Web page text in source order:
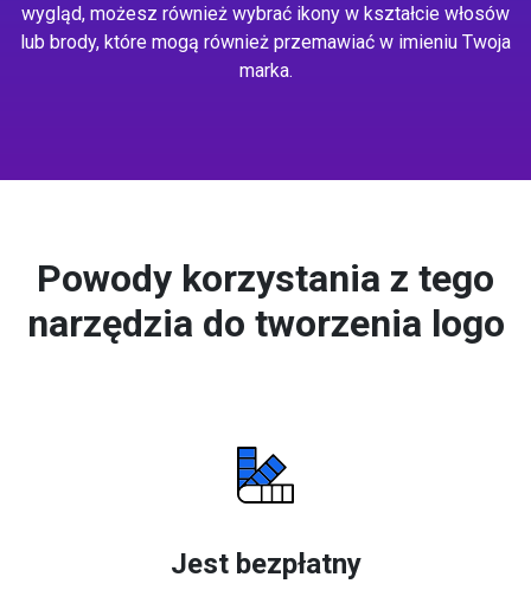
wygląd, możesz również wybrać ikony w kształcie włosów
lub brody, które mogą również przemawiać w imieniu Twoja
marka.
Powody korzystania z tego
narzędzia do tworzenia logo
Jest bezpłatny